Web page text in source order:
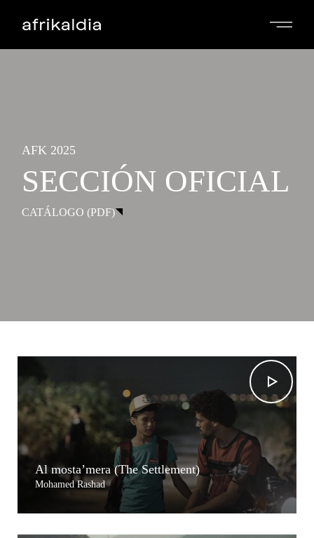
AFK 2025
SECCIÓN OFICIAL
CATÁLOGO (PDF)
Al mosta’mera (The Settlement)
Mohamed Rashad